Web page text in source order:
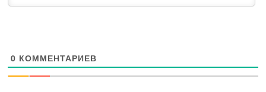
0 КОММЕНТАРИЕВ